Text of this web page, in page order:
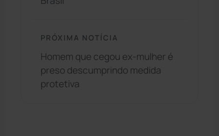
PRÓXIMA NOTÍCIA
Homem que cegou ex-mulher é
preso descumprindo medida
protetiva